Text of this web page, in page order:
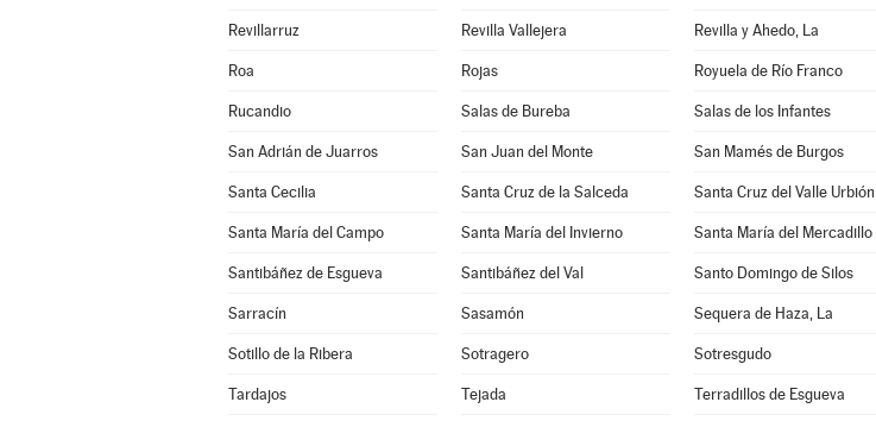
Revillarruz Revilla Vallejera Revilla y Ahedo, La
Roa Rojas Royuela de Río Franco
Rucandio Salas de Bureba Salas de los Infantes
San Adrián de Juarros San Juan del Monte San Mamés de Burgos
Santa Cecilia Santa Cruz de la Salceda Santa Cruz del Valle Urbión
Santa María del Campo Santa María del Invierno Santa María del Mercadillo
Santibáñez de Esgueva Santibáñez del Val Santo Domingo de Silos
Sarracín Sasamón Sequera de Haza, La
Sotillo de la Ribera Sotragero Sotresgudo
Tardajos Tejada Terradillos de Esgueva